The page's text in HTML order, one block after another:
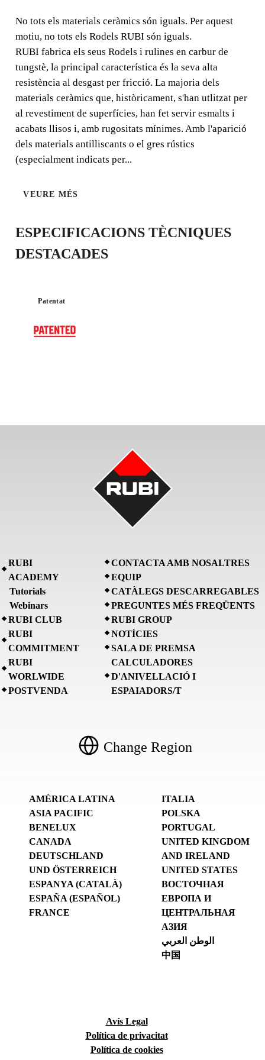
No tots els materials ceràmics són iguals. Per aquest
motiu, no tots els Rodels RUBI són iguals. RUBI fabrica
els seus Rodels i rulines en carbur de tungstè, la principal
característica és la seva alta resistència al desgast per
fricció.
No tots els materials ceràmics són iguals. Per aquest
motiu, no tots els Rodels RUBI són iguals.
RUBI fabrica els seus Rodels i rulines en carbur de
tungstè, la principal característica és la seva alta
resistència al desgast per fricció. La majoria dels
materials ceràmics que, històricament, s'han utlitzat per
al revestiment de superfícies, han fet servir esmalts i
acabats llisos i, amb rugositats mínimes. Amb l'aparició
dels materials antilliscants o el gres rústics
(especialment indicats per...
VEURE MÉS
ESPECIFICACIONS TÈCNIQUES
DESTACADES
Patentat
RUBI
ACADEMY
Tutorials
Webinars
RUBI CLUB
RUBI
COMMITMENT
RUBI
WORLWIDE
POSTVENDA
CONTACTA AMB NOSALTRES
EQUIP
CATÀLEGS DESCARREGABLES
PREGUNTES MÉS FREQÜENTS
RUBI GROUP
NOTÍCIES
SALA DE PREMSA
CALCULADORES
D'ANIVELLACIÓ I
ESPAIADORS/T
Change Region
AMÉRICA LATINA
ASIA PACIFIC
BENELUX
CANADA
DEUTSCHLAND
UND ÖSTERREICH
ESPANYA (CATALÀ)
ESPAÑA (ESPAÑOL)
FRANCE
ITALIA
POLSKA
PORTUGAL
UNITED KINGDOM
AND IRELAND
UNITED STATES
ВОСТОЧНАЯ
ЕВРОПА И
ЦЕНТРАЛЬНАЯ
АЗИЯ
الوطن العربي
中国
Avís Legal
Política de privacitat
Política de cookies